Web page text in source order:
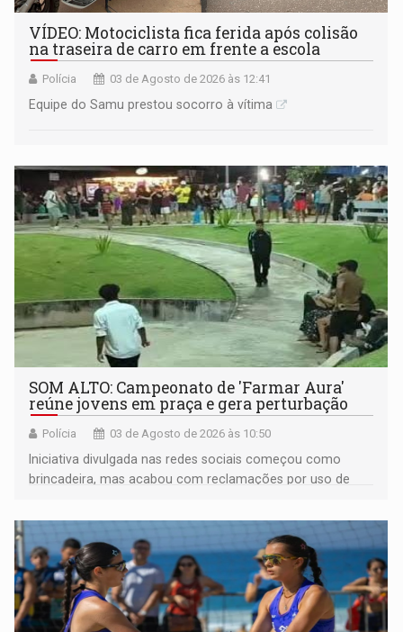
VÍDEO: Motociclista fica ferida após colisão
na traseira de carro em frente a escola
Polícia 03 de Agosto de 2026 às 12:41
Equipe do Samu prestou socorro à vítima
SOM ALTO: Campeonato de 'Farmar Aura'
reúne jovens em praça e gera perturbação
Polícia 03 de Agosto de 2026 às 10:50
​Iniciativa divulgada nas redes sociais começou como
brincadeira, mas acabou com reclamações por uso de